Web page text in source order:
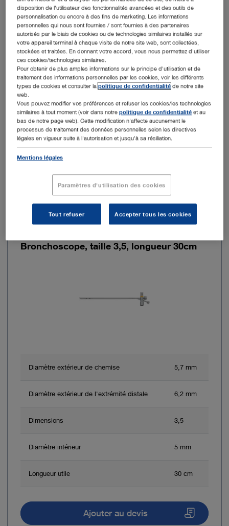
Diamètre extérieur de chemise 6,7 mm
Diamètre extérieur de l'extrémité distale 7,4 mm
Dimensions 4
Longueur utile 26 cm
N° de réf. commande : 10339CD
Bronchoscope, taille 3,5, longueur 30cm
Diamètre extérieur de chemise 5,7 mm
Diamètre extérieur de l'extrémité distale 6,2 mm
Dimensions 3,5
Diamètre intérieur 5 mm
Longueur utile 30 cm
Ajouter au devis
disposition de l'utilisateur des fonctionnalités avancées et des outils de
personnalisation ou encore à des fins de marketing. Les informations
personnelles qui nous sont fournies / sont fournies à des partenaires
autorisés par le biais de cookies ou de technologies similaires installés sur
votre appareil terminal à chaque visite de notre site web, sont collectées,
stockées et traitées. En donnant votre accord, vous nous permettez d'utiliser
ces cookies/technologies similaires.
Pour obtenir de plus amples informations sur le principe d'utilisation et de
traitement des informations personnelles par les cookies, voir les différents
types de cookies et consulter lapolitique de confidentialité de notre site
web.
Vous pouvez modifier vos préférences et refuser les cookies/les technologies
similaires à tout moment (voir dans notrepolitique de confidentialité et au
bas de notre page web). Cette modification n'affecte aucunement le
processus de traitement des données personnelles selon les directives
légales en vigueur suite à l'autorisation et jusqu'à sa résiliation.
Mentions légales
Paramètres d'utilisation des cookies
Tout refuser Accepter tous les cookies